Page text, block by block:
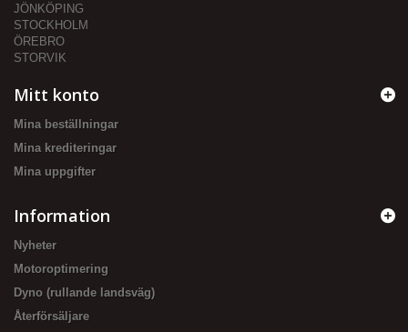
JÖNKÖPING
STOCKHOLM
ÖREBRO
STORVIK
Mitt konto
Mina beställningar
Mina krediteringar
Mina uppgifter
Information
Nyheter
Motoroptimering
Dyno (rullande landsväg)
Återförsäljare